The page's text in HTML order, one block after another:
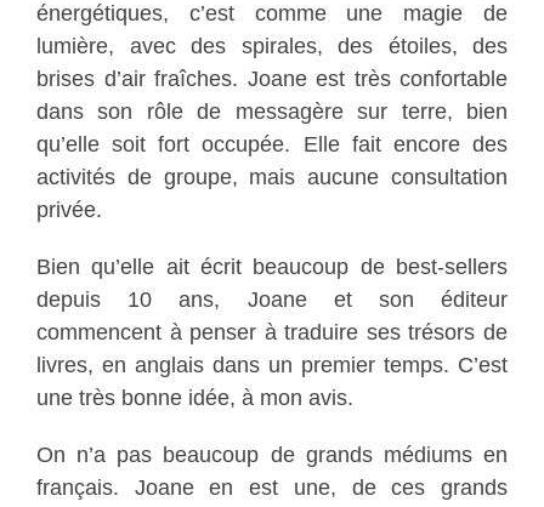
énergétiques, c’est comme une magie de
lumière, avec des spirales, des étoiles, des
brises d’air fraîches. Joane est très confortable
dans son rôle de messagère sur terre, bien
qu’elle soit fort occupée. Elle fait encore des
activités de groupe, mais aucune consultation
privée.
Bien qu’elle ait écrit beaucoup de best-sellers
depuis 10 ans, Joane et son éditeur
commencent à penser à traduire ses trésors de
livres, en anglais dans un premier temps. C’est
une très bonne idée, à mon avis.
On n’a pas beaucoup de grands médiums en
français. Joane en est une, de ces grands